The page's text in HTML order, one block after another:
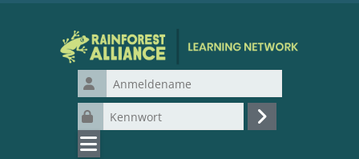
Anmeldename
Kennwort
Login